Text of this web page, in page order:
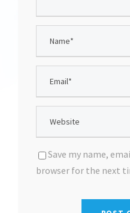
Save my name,
browser for the next